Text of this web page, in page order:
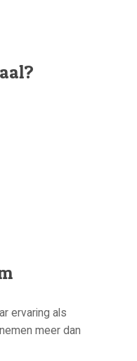
ervaring als
meer dan